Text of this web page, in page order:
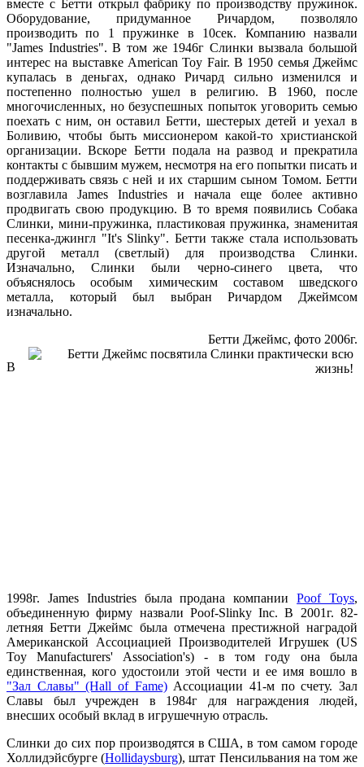
вместе с Бетти открыл фабрику по производству пружинок.
Оборудование, придуманное Ричардом, позволяло
производить по 1 пружинке в 10сек. Компанию назвали
"James Industries". В том же 1946г Слинки вызвала большой
интерес на выставке American Toy Fair. В 1950 семья Джеймс
купалась в деньгах, однако Ричард сильно изменился и
постепенно полностью ушел в религию. В 1960, после
многочисленных, но безуспешных попыток уговорить семью
поехать с ним, он оставил Бетти, шестерых детей и уехал в
Боливию, чтобы быть миссионером какой-то христианской
организации. Вскоре Бетти подала на развод и прекратила
контакты с бывшим мужем, несмотря на его попытки писать и
поддерживать связь с ней и их старшим сыном Томом. Бетти
возглавила James Industries и начала еще более активно
продвигать свою продукцию. В то время появились Собака
Слинки, мини-пружинка, пластиковая пружинка, знаменитая
песенка-джингл "It's Slinky". Бетти также стала использовать
другой металл (светлый) для производства Слинки.
Изначально, Слинки были черно-синего цвета, что
объяснялось особым химическим составом шведского
металла, который был выбран Ричардом Джеймсом
изначально.
Бетти Джеймс, фото 2006г.
В
1998г. James Industries была продана компанииPoof Toys,
объединенную фирму назвали Poof-Slinky Inc. В 2001г. 82-
летняя Бетти Джеймс была отмечена престижной наградой
Американской Ассоциацией Производителей Игрушек (US
Toy Manufacturers' Association's) - в том году она была
единственная, кого удостоили этой чести и ее имя вошло в
"Зал Славы" (Hall of Fame)Ассоциации 41-м по счету. Зал
Славы был учрежден в 1984г для награждения людей,
внесших особый вклад в игрушечную отрасль.
Слинки до сих пор производятся в США, в том самом городе
Холлидэйсбурге (Hollidaysburg), штат Пенсильвания на том же